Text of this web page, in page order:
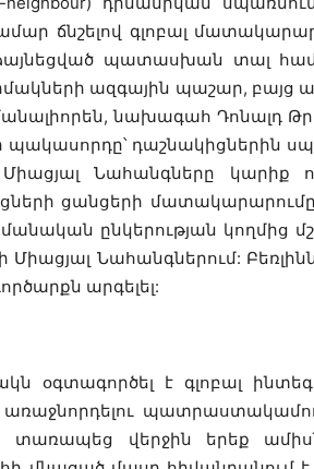
ճնշելով գլոբալ
պատասխան տալ
ազգային պաշար, բայց
նախագահ Դոնալդ
դաշնակիցներին
Նահանգները
ցանցերի
ընկերության կողմից
Միացյալ Նահանգներում:
արգելել:
օգտագործել է գլոբալ
վերջին երեք